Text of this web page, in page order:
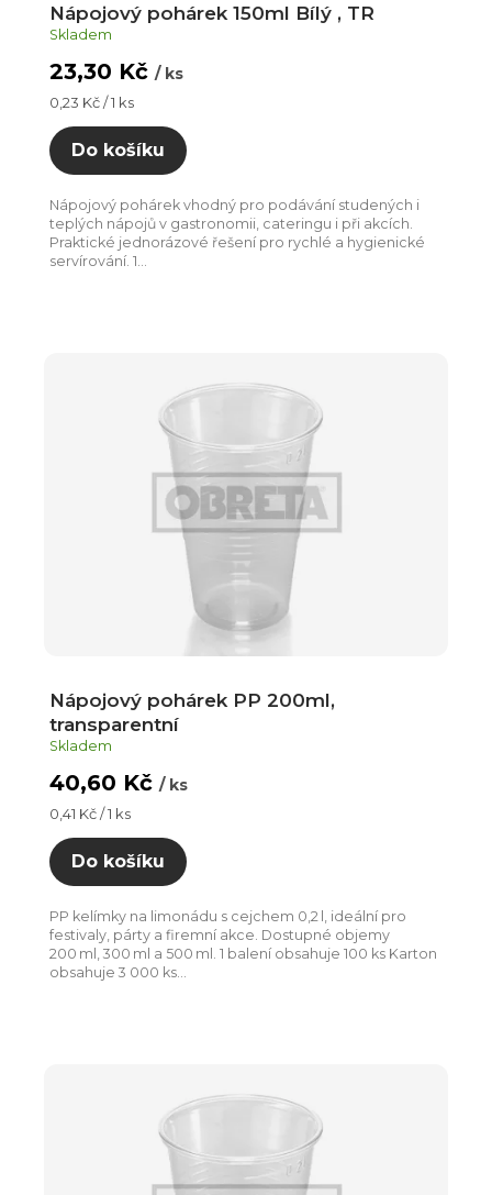
Nápojový pohárek 150ml Bílý , TR
Skladem
23,30 Kč / ks
Měrná
0,23 Kč / 1 ks
Do košíku
Nápojový pohárek vhodný pro podávání studených i
teplých nápojů v gastronomii, cateringu i při akcích.
Praktické jednorázové řešení pro rychlé a hygienické
servírování. 1...
Nápojový pohárek PP 200ml,
transparentní
Skladem
40,60 Kč / ks
Měrná
0,41 Kč / 1 ks
Do košíku
PP kelímky na limonádu s cejchem 0,2 l, ideální pro
festivaly, párty a firemní akce. Dostupné objemy
200 ml, 300 ml a 500 ml. 1 balení obsahuje 100 ks Karton
obsahuje 3 000 ks...